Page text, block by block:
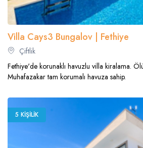
Villa Cays3 Bungalov | Fethiye
Çiftlik
Fethiye'de korunaklı havuzlu villa kiralama.
Muhafazakar tam korumalı havuza sahip.
5 KIŞILIK